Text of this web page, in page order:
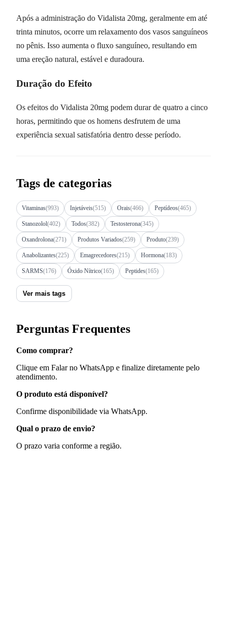
Após a administração do Vidalista 20mg, geralmente em até
trinta minutos, ocorre um relaxamento dos vasos sanguíneos
no pênis. Isso aumenta o fluxo sanguíneo, resultando em
uma ereção natural, estável e duradoura.
Duração do Efeito
Os efeitos do Vidalista 20mg podem durar de quatro a cinco
horas, permitindo que os homens desfrutem de uma
experiência sexual satisfatória dentro desse período.
Tags de categorias
Vitaminas(993) Injetáveis(515) Orais(466) Peptídeos(465)
Stanozolol(402) Todos(382) Testosterona(345)
Oxandrolona(271) Produtos Variados(259) Produto(239)
Anabolizantes(225) Emagrecedores(215) Hormona(183)
SARMS(176) Óxido Nítrico(165) Peptides(165)
Ver mais tags
Perguntas Frequentes
Como comprar?
Clique em Falar no WhatsApp e finalize diretamente pelo
atendimento.
O produto está disponível?
Confirme disponibilidade via WhatsApp.
Qual o prazo de envio?
O prazo varia conforme a região.